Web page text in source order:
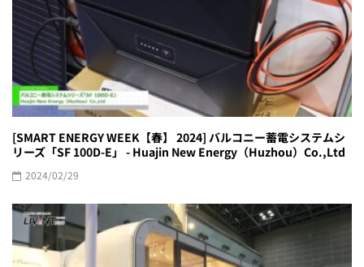
[SMART ENERGY WEEK【春】 2024] バルコニー蓄電システムシ
リーズ「SF 100D-E」 - Huajin New Energy（Huzhou）Co.,Ltd
2024/02/29